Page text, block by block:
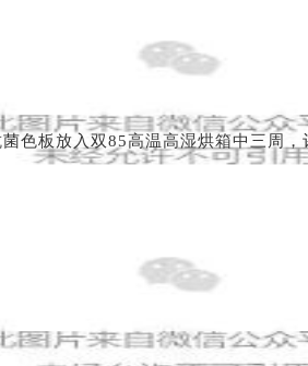
色板放入双85高温高湿烘箱中三周，